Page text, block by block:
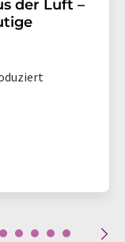
der Luft –